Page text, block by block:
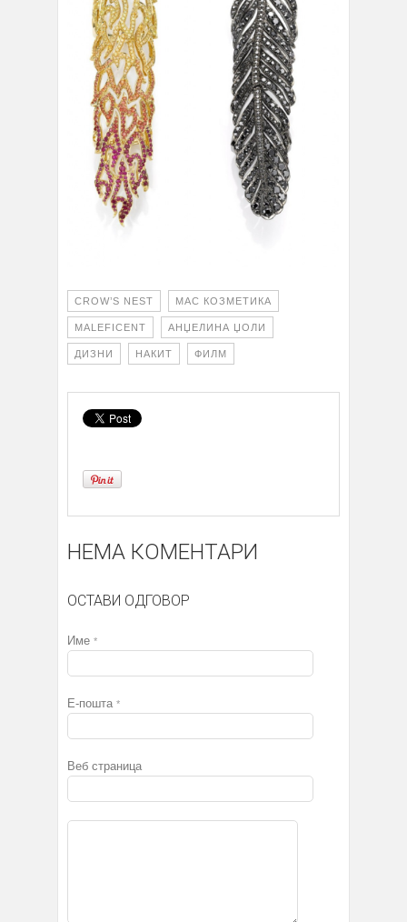
CROW’S NEST MAC КОЗМЕТИКА
MALEFICENT АНЏЕЛИНА ЏОЛИ
ДИЗНИ НАКИТ ФИЛМ
НЕМА КОМЕНТАРИ
ОСТАВИ ОДГОВОР
Име *
Е-пошта *
Веб страница